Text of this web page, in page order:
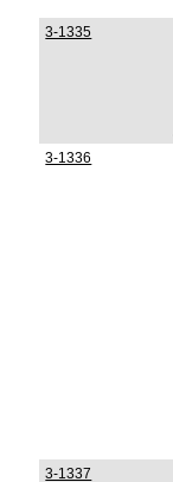
3-1335
3-1336
3-1337